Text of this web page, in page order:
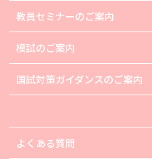
教員セミナーのご案内
模試のご案内
国試対策ガイダンスのご案内
よくある質問